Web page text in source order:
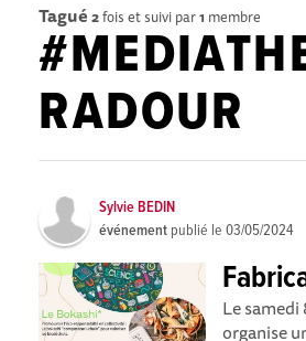
Tagué 2fois et suivi par1 membre
RADOUR
Sylvie BEDIN
événement publié le03/05/2024
Le
organise